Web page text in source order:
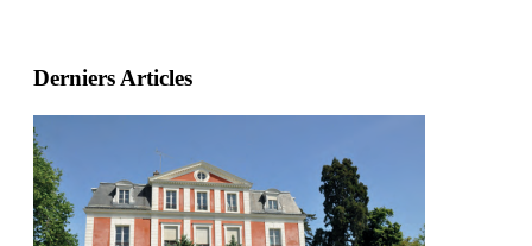
Derniers Articles